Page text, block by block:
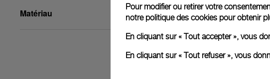
Matériau
Pour modifier ou retirer votre
notre politique des cookies pour obtenir
En cliquant sur « Tout accepter », vous
En cliquant sur « Tout refuser », vous